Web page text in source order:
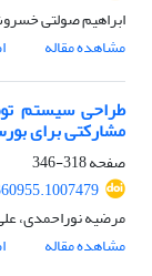
ابراهیم صولتی
مشاهده مقاله
طراحی سیستم
مشارکتی برای
صفحه318-346
مرضیه نوراحمدی،
مشاهده مقاله